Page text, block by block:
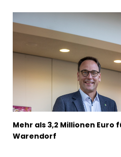
Mehr als 3,2 Millionen
Warendorf